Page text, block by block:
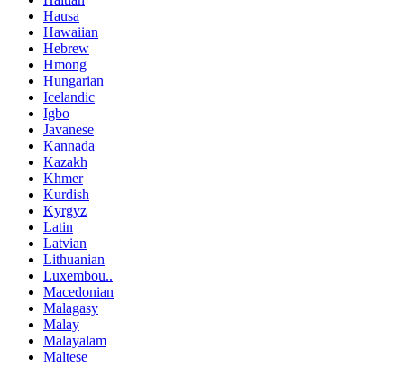
Hausa
Hawaiian
Hebrew
Hmong
Hungarian
Icelandic
Igbo
Javanese
Kannada
Kazakh
Khmer
Kurdish
Kyrgyz
Latin
Latvian
Lithuanian
Luxembou..
Macedonian
Malagasy
Malay
Malayalam
Maltese